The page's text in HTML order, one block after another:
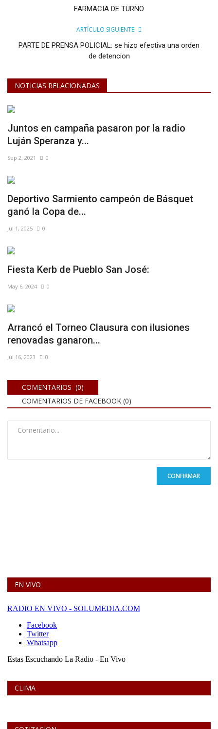
FARMACIA DE TURNO
ARTÍCULO SIGUIENTE
PARTE DE PRENSA POLICIAL: se hizo efectiva una orden
de detencion
NOTICIAS RELACIONADAS
Juntos en campaña pasaron por la radio
Luján Speranza y...
Sep 2, 2021 0
Deportivo Sarmiento campeón de Básquet
ganó la Copa de...
Jul 1, 2025 0
Fiesta Kerb de Pueblo San José:
May 6, 2024 0
Arrancó el Torneo Clausura con ilusiones
renovadas ganaron...
Jul 16, 2023 0
COMENTARIOS (0)
COMENTARIOS DE FACEBOOK (0)
CONFIRMAR
EN VIVO
CLIMA